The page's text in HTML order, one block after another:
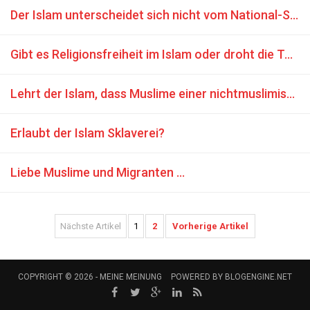
Der Islam unterscheidet sich nicht vom National-Sozialismus
Gibt es Religionsfreiheit im Islam oder droht die Todesstrafe für Abtrünnigkeit?
Lehrt der Islam, dass Muslime einer nichtmuslimischen Regierung gegenüber loyal sein sollten?
Erlaubt der Islam Sklaverei?
Liebe Muslime und Migranten ...
Nächste Artikel 1 2 Vorherige Artikel
COPYRIGHT © 2026 - MEINE MEINUNG POWERED BY BLOGENGINE.NET